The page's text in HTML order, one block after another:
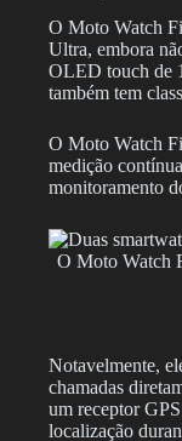
O Moto Watch
Ultra, embora
OLED touch de
também tem
O Moto Watch
medição
monitoramento
O Moto Watch
Notavelmente,
chamadas
um receptor
localização